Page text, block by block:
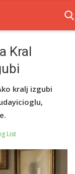
Kral
kralj izgubi
List